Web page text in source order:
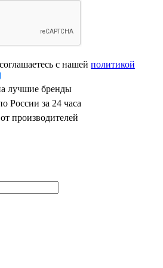
с нашей политикой
лучшие бренды
России за 24 часа
производителей